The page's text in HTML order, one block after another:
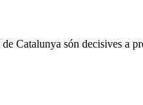
Catalunya són decisives a